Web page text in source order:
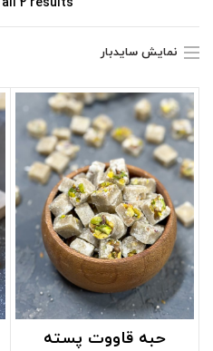
نمایش سایدبار
حبه قاووت پسته